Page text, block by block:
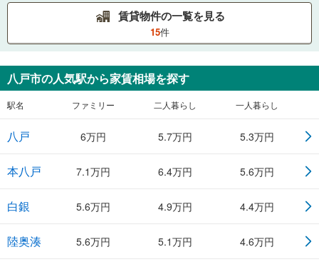
賃貸物件の一覧を見る
15件
八戸市の人気駅から家賃相場を探す
駅名 ファミリー 二人暮らし 一人暮らし
八戸 6万円 5.7万円 5.3万円
本八戸 7.1万円 6.4万円 5.6万円
白銀 5.6万円 4.9万円 4.4万円
陸奥湊 5.6万円 5.1万円 4.6万円